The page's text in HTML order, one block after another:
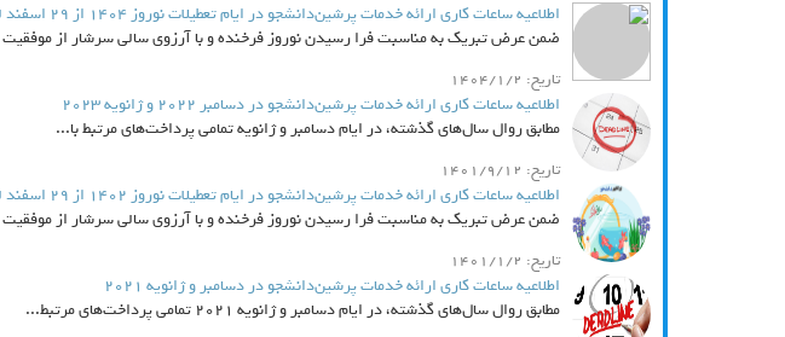
اطلاعیه ساعات کاری ارائه خدمات پرشین‌دانشجو در ایام تعطیلات نوروز 1404 از 29 اسفند لغایت 15 فروردین
ضمن عرض تبریک به مناسبت فرا رسیدن نوروز فرخنده و با آرزوی سالی سرشار از
تاریخ: 1404/1/2
اطلاعیه ساعات کاری ارائه خدمات پرشین‌دانشجو در دسامبر 2022 و ژانویه 2023
مطابق روال سال‌های گذشته، در ایام دسامبر و ژانویه تمامی پرداخت‌های مرتبط با...
تاریخ: 1401/9/12
اطلاعیه ساعات کاری ارائه خدمات پرشین‌دانشجو در ایام تعطیلات نوروز 1402 از 29 اسفند لغایت 14 فروردین
ضمن عرض تبریک به مناسبت فرا رسیدن نوروز فرخنده و با آرزوی سالی سرشار از
تاریخ: 1401/1/2
اطلاعیه ساعات کاری ارائه خدمات پرشین‌دانشجو در دسامبر و ژانویه 2021
مطابق روال سال‌های گذشته، در ایام دسامبر و ژانویه 2021 تمامی پرداخت‌های مرتبط...